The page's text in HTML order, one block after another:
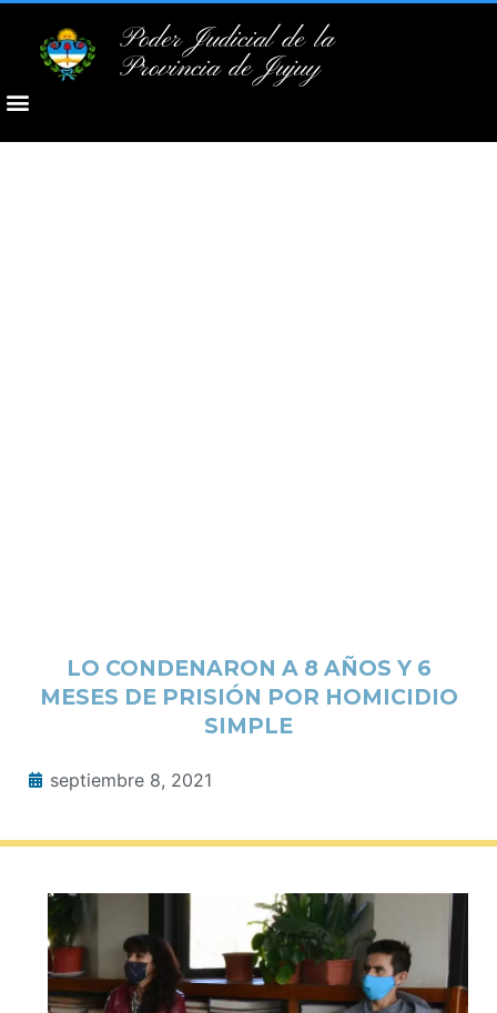
Poder Judicial de la
Provincia de Jujuy
LO CONDENARON A 8 AÑOS Y 6
MESES DE PRISIÓN POR HOMICIDIO
SIMPLE
septiembre 8, 2021